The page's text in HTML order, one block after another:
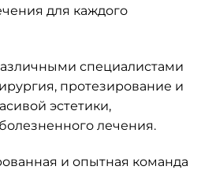
для каждого
специалистами
протезирование и
эстетики,
лечения.
и опытная команда